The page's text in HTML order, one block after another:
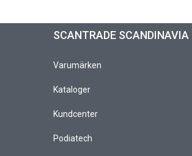
SCANTRADE SCANDINAVIA
Varumärken
Kataloger
Kundcenter
Podiatech